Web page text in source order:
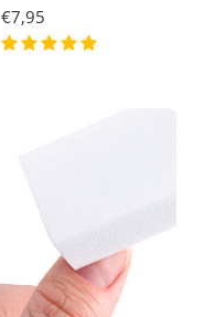
€7,95